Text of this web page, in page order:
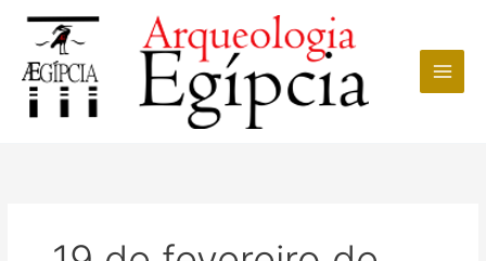
conteúdo